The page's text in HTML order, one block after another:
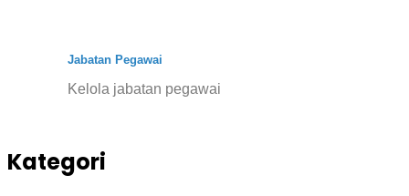
Jabatan Pegawai
Kelola jabatan pegawai
Kategori